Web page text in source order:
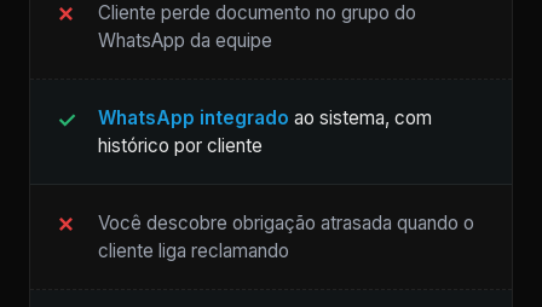
Cliente perde documento no grupo do
WhatsApp da equipe
WhatsApp integrado ao sistema, com
histórico por cliente
Você descobre obrigação atrasada quando o
cliente liga reclamando